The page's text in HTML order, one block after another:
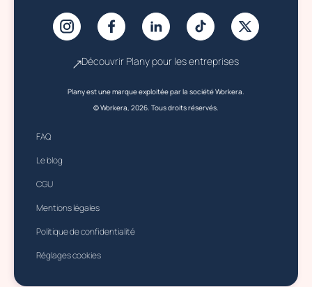
Découvrir Plany pour les entreprises
Plany est une marque exploitée par la société Workera.
© Workera, 2026. Tous droits réservés.
FAQ
Le blog
CGU
Mentions légales
Politique de confidentialité
Réglages cookies